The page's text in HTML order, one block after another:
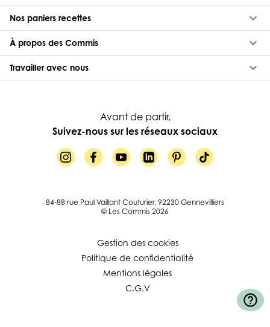
Nos paniers recettes keyboard_arrow_down
À propos des Commis keyboard_arrow_down
Travailler avec nous keyboard_arrow_down
Avant de partir,
Suivez-nous sur les réseaux sociaux
84-88 rue Paul Vaillant Couturier, 92230 Gennevilliers
© Les Commis 2026
Gestion des cookies
Politique de confidentialité
Mentions légales
C.G.V
help_outline